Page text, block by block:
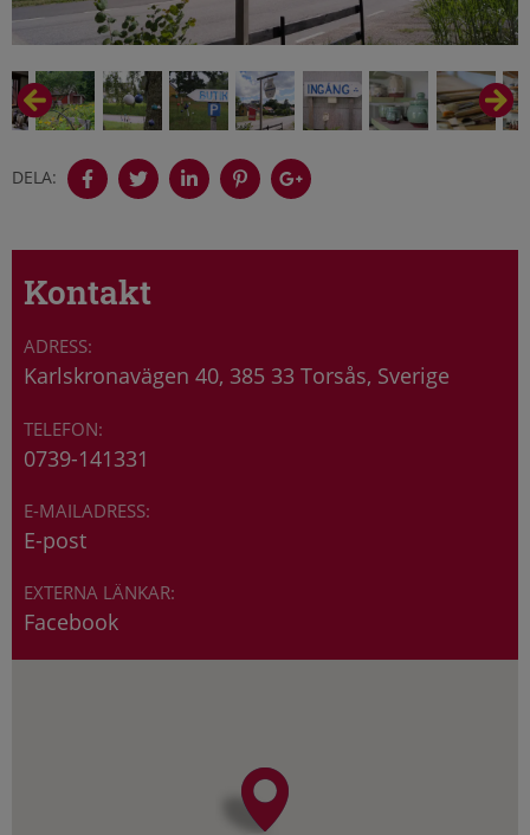
DELA:
Kontakt
Karlskronavägen 40, 385 33 Torsås, Sverige
0739-141331
E-post
Facebook